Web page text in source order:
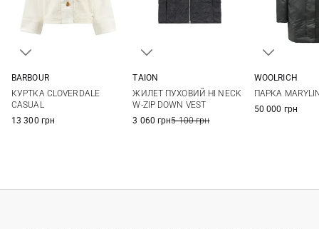
BARBOUR
КУРТКА CLOVERDALE
CASUAL
13 300 грн
XL
XXL
TAION
ЖИЛЕТ ПУХОВИЙ HI NECK
W-ZIP DOWN VEST
3 060 грн5 100 грн
WOOLRICH
ПАРКА
50 000 грн